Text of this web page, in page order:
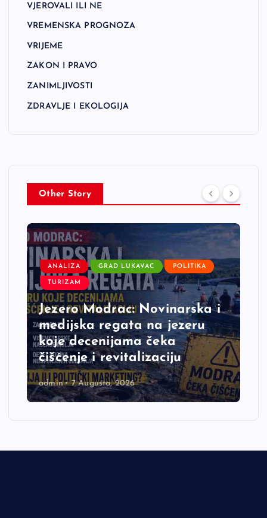
VJEROVALI ILI NE
VREMENSKA PROGNOZA
VRIJEME
ZAKON I PRAVO
ZANIMLJIVOSTI
ZDRAVLJE I EKOLOGIJA
Other Story
ANALIZA GRAD LUKAVAC POLITIKA
TURIZAM
Jezero Modrac: Novinarska i
medijska regata na jezeru
koje decenijama čeka
čišćenje i revitalizaciju
admin 7 Augusta, 2026